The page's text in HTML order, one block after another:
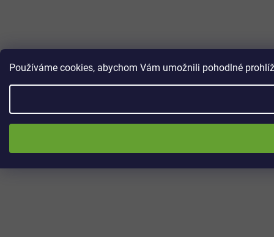
Používáme cookies, abychom Vám umožnili pohodlné